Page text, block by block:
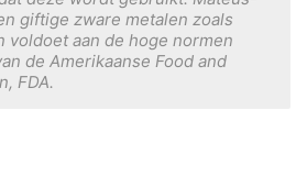
giftige zware metalen zoals
voldoet aan de hoge normen
de Amerikaanse Food and
FDA.